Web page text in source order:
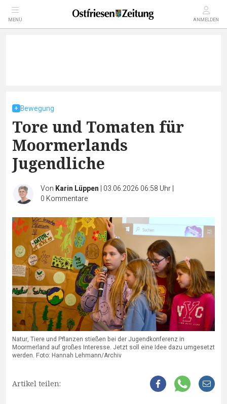
MENÜ ANMELDEN
Bewegung
Tore und Tomaten für
Moormerlands
Jugendliche
Von Karin Lüppen | 03.06.2026 06:58 Uhr|
0 Kommentare
Natur, Tiere und Pflanzen stießen bei der Jugendkonferenz in
Moormerland auf großes Interesse. Jetzt soll eine Idee dazu umgesetzt
werden. Foto: Hannah Lehmann/Archiv
Artikel teilen: